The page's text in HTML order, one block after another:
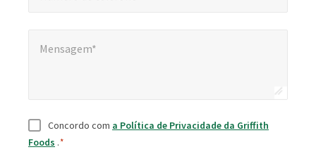
Mensagem*
Consentimento
Concordo com a Política de Privacidade da Griffith
Foods .*